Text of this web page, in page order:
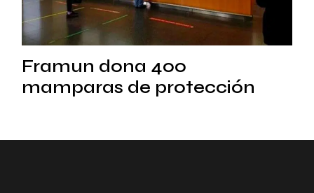
Framun dona 400
mamparas de protección